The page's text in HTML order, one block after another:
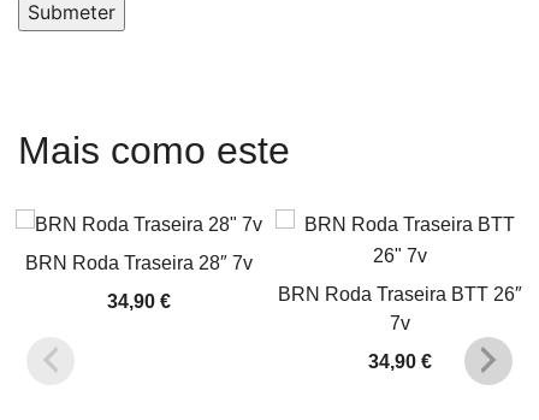
Submeter
Mais como este
BRN Roda Traseira 28″ 7v
34,90€
BRN Roda Traseira BTT 26″
7v
34,90 €